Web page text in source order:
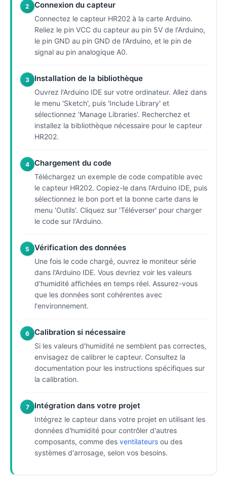
2 Connexion du capteur
Connectez le capteur HR202 à la carte Arduino.
Reliez le pin VCC du capteur au pin 5V de l'Arduino,
le pin GND au pin GND de l'Arduino, et le pin de
signal au pin analogique A0.
3 Installation de la bibliothèque
Ouvrez l'Arduino IDE sur votre ordinateur. Allez dans
le menu 'Sketch', puis 'Include Library' et
sélectionnez 'Manage Libraries'. Recherchez et
installez la bibliothèque nécessaire pour le capteur
HR202.
4 Chargement du code
Téléchargez un exemple de code compatible avec
le capteur HR202. Copiez-le dans l'Arduino IDE, puis
sélectionnez le bon port et la bonne carte dans le
menu 'Outils'. Cliquez sur 'Téléverser' pour charger
le code sur l'Arduino.
5 Vérification des données
Une fois le code chargé, ouvrez le moniteur série
dans l'Arduino IDE. Vous devriez voir les valeurs
d'humidité affichées en temps réel. Assurez-vous
que les données sont cohérentes avec
l'environnement.
6 Calibration si nécessaire
Si les valeurs d'humidité ne semblent pas correctes,
envisagez de calibrer le capteur. Consultez la
documentation pour les instructions spécifiques sur
la calibration.
7 Intégration dans votre projet
Intégrez le capteur dans votre projet en utilisant les
données d'humidité pour contrôler d'autres
composants, comme des ventilateurs ou des
systèmes d'arrosage, selon vos besoins.